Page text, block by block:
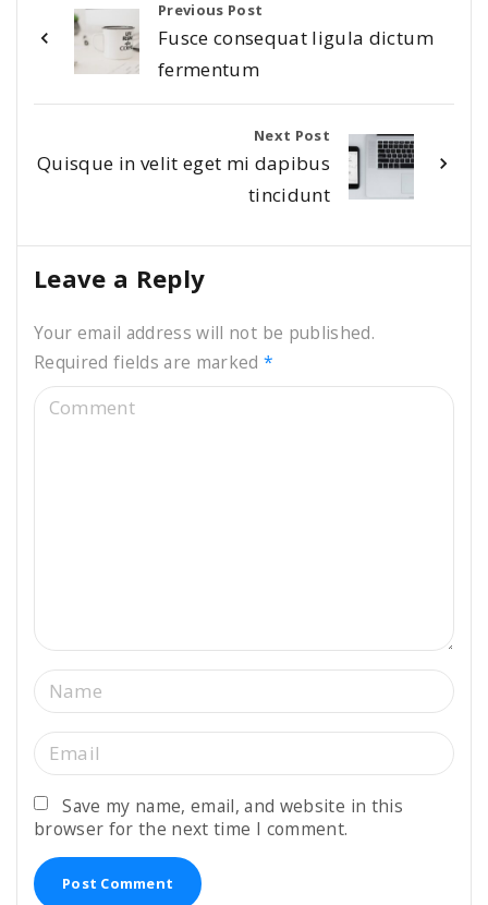
Previous Post
Fusce consequat ligula dictum
fermentum
Next Post
Quisque in velit eget mi dapibus
tincidunt
Leave a Reply
Your email address will not be published.
Required fields are marked*
C
N
m
e
*
E
m
a
i
*
Save my name, email, and website in this
browser for the next time I comment.